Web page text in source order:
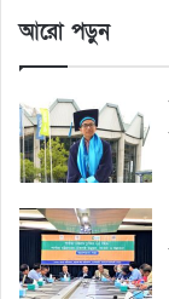
আরো পড়ুন